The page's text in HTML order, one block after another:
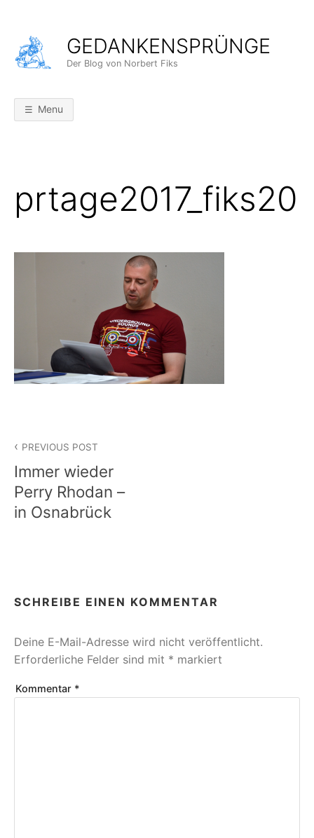
content
GEDANKENSPRÜNGE
Der Blog von Norbert Fiks
Menu
prtage2017_fiks20
PREVIOUS POST
Immer wieder
Perry Rhodan –
in Osnabrück
SCHREIBE EINEN KOMMENTAR
Deine E-Mail-Adresse wird nicht veröffentlicht.
Erforderliche Felder sind mit * markiert
Kommentar *